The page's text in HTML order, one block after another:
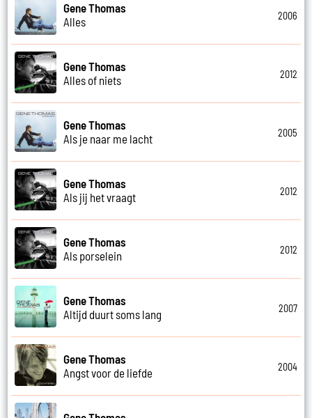
Gene Thomas
Alles
2006
Gene Thomas
Alles of niets
2012
Gene Thomas
Als je naar me lacht
2005
Gene Thomas
Als jij het vraagt
2012
Gene Thomas
Als porselein
2012
Gene Thomas
Altijd duurt soms lang
2007
Gene Thomas
Angst voor de liefde
2004